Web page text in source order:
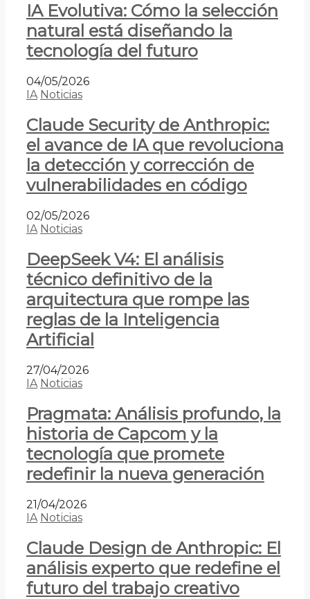
IA Evolutiva: Cómo la selección
natural está diseñando la
tecnología del futuro
04/05/2026
IA Noticias
Claude Security de Anthropic:
el avance de IA que revoluciona
la detección y corrección de
vulnerabilidades en código
02/05/2026
IA Noticias
DeepSeek V4: El análisis
técnico definitivo de la
arquitectura que rompe las
reglas de la Inteligencia
Artificial
27/04/2026
IA Noticias
Pragmata: Análisis profundo, la
historia de Capcom y la
tecnología que promete
redefinir la nueva generación
21/04/2026
IA Noticias
Claude Design de Anthropic: El
análisis experto que redefine el
futuro del trabajo creativo